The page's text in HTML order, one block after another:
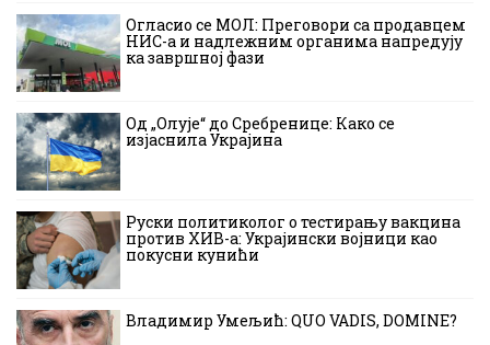
Огласио се МОЛ: Преговори са продавцем
НИС-а и надлежним органима напредују
ка завршној фази
Од „Олује“ до Сребренице: Како се
изјаснила Украјина
Руски политиколог о тестирању вакцина
против ХИВ-а: Украјински војници као
покусни кунићи
Владимир Умељић: QUO VADIS, DOMINE?